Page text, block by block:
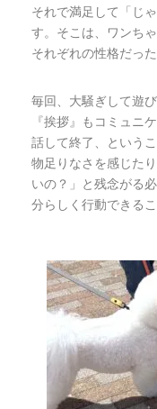
それで満足して
「じ
す。そこは、ワンち
それぞれの性格だっ
毎回、大騒ぎして遊
『挨拶』もコミュニ
話して終了、という
物足りなさを感じたり
いの？」
と残念がる
分らしく行動できる